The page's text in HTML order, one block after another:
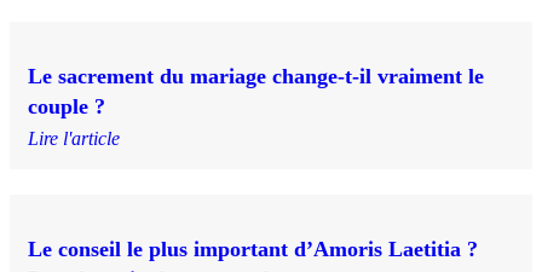
Le sacrement du mariage change-t-il vraiment le
couple ?
Lire l'article
Le conseil le plus important d’Amoris Laetitia ?